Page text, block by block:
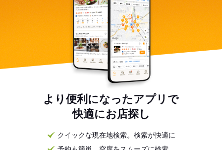
より便利になったアプリで
快適にお店探し
クイックな現在地検索。検索が快適に